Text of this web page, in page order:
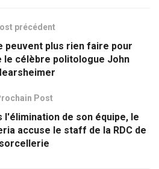
précédent
peuvent plus rien faire pour
le célèbre politologue John
Post
l'élimination de son équipe, le
accuse le staff de la RDC de
sorcellerie